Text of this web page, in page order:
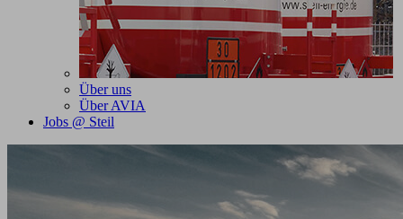
Über uns
Über AVIA
Jobs @ Steil